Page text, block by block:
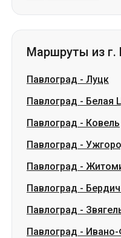
Маршруты из г.
Павлоград - Луцк
Павлоград - Белая
Павлоград - Ковель
Павлоград -
Павлоград -
Павлоград -
Павлоград -
Павлоград -